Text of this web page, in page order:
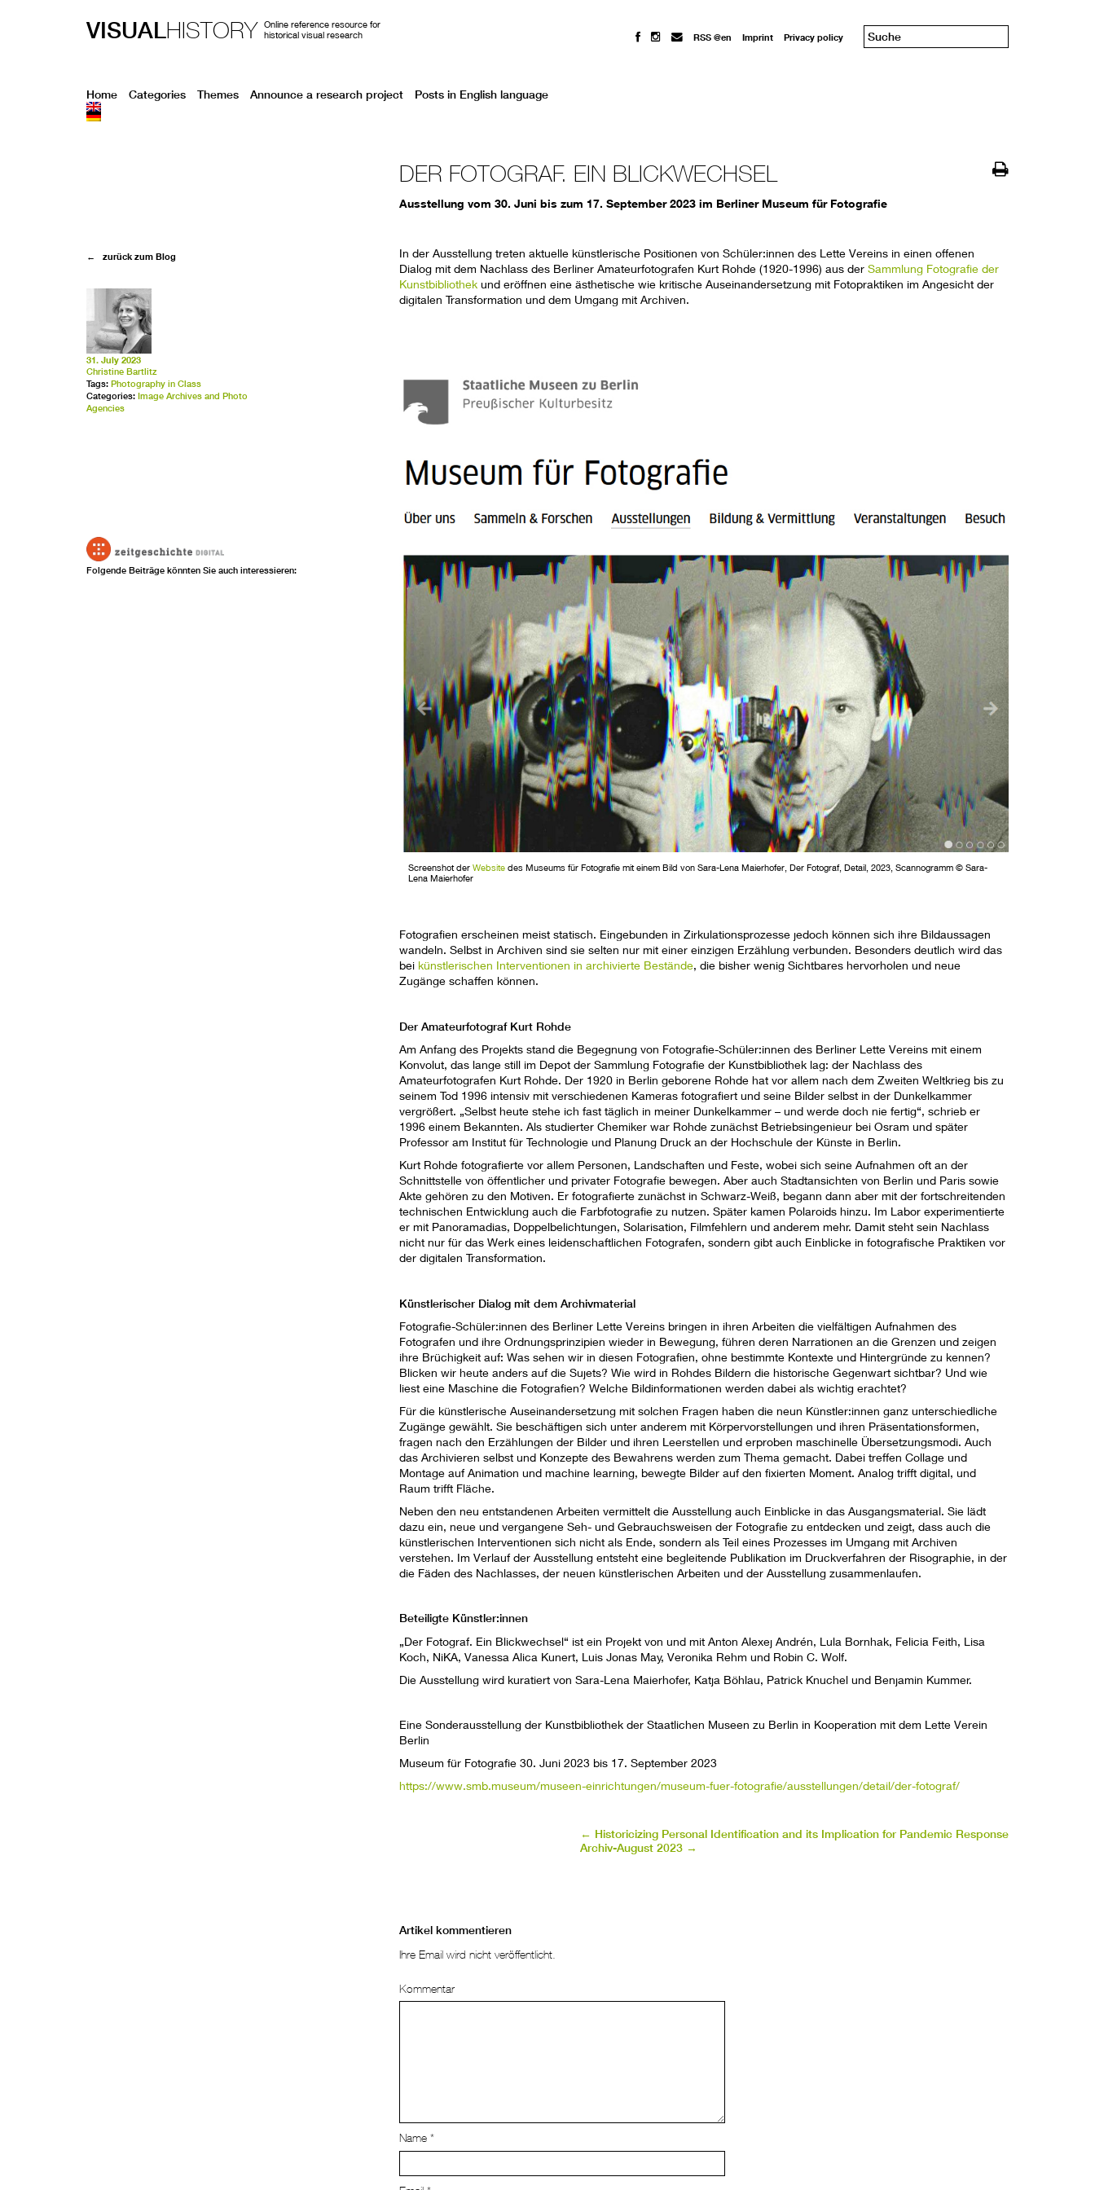
VISUALHISTORY
Online reference resource for
historical visual research
RSS @en Imprint Privacy policy
Home Categories Themes Announce a research project Posts in English language
DER FOTOGRAF. EIN BLICKWECHSEL
Ausstellung vom 30. Juni bis zum 17. September 2023 im Berliner Museum für Fotografie
In der Ausstellung treten aktuelle künstlerische Positionen von Schüler:innen des Lette Vereins in einen offenen
Dialog mit dem Nachlass des Berliner Amateurfotografen Kurt Rohde (1920-1996) aus derSammlung Fotografie der
Kunstbibliothek und eröffnen eine ästhetische wie kritische Auseinandersetzung mit Fotopraktiken im Angesicht der
digitalen Transformation und dem Umgang mit Archiven.
Screenshot der Websitedes Museums für Fotografie mit einem Bild von Sara-Lena Maierhofer, Der Fotograf, Detail, 2023, Scannogramm © Sara-
Lena Maierhofer
Fotografien erscheinen meist statisch. Eingebunden in Zirkulationsprozesse jedoch können sich ihre Bildaussagen
wandeln. Selbst in Archiven sind sie selten nur mit einer einzigen Erzählung verbunden. Besonders deutlich wird das
bei künstlerischen Interventionen in archivierte Bestände, die bisher wenig Sichtbares hervorholen und neue
Zugänge schaffen können.
Der Amateurfotograf Kurt Rohde
Am Anfang des Projekts stand die Begegnung von Fotografie-Schüler:innen des Berliner Lette Vereins mit einem
Konvolut, das lange still im Depot der Sammlung Fotografie der Kunstbibliothek lag: der Nachlass des
Amateurfotografen Kurt Rohde. Der 1920 in Berlin geborene Rohde hat vor allem nach dem Zweiten Weltkrieg bis zu
seinem Tod 1996 intensiv mit verschiedenen Kameras fotografiert und seine Bilder selbst in der Dunkelkammer
vergrößert. „Selbst heute stehe ich fast täglich in meiner Dunkelkammer – und werde doch nie fertig“, schrieb er
1996 einem Bekannten. Als studierter Chemiker war Rohde zunächst Betriebsingenieur bei Osram und später
Professor am Institut für Technologie und Planung Druck an der Hochschule der Künste in Berlin.
Kurt Rohde fotografierte vor allem Personen, Landschaften und Feste, wobei sich seine Aufnahmen oft an der
Schnittstelle von öffentlicher und privater Fotografie bewegen. Aber auch Stadtansichten von Berlin und Paris sowie
Akte gehören zu den Motiven. Er fotografierte zunächst in Schwarz-Weiß, begann dann aber mit der fortschreitenden
technischen Entwicklung auch die Farbfotografie zu nutzen. Später kamen Polaroids hinzu. Im Labor experimentierte
er mit Panoramadias, Doppelbelichtungen, Solarisation, Filmfehlern und anderem mehr. Damit steht sein Nachlass
nicht nur für das Werk eines leidenschaftlichen Fotografen, sondern gibt auch Einblicke in fotografische Praktiken vor
der digitalen Transformation.
Künstlerischer Dialog mit dem Archivmaterial
Fotografie-Schüler:innen des Berliner Lette Vereins bringen in ihren Arbeiten die vielfältigen Aufnahmen des
Fotografen und ihre Ordnungsprinzipien wieder in Bewegung, führen deren Narrationen an die Grenzen und zeigen
ihre Brüchigkeit auf: Was sehen wir in diesen Fotografien, ohne bestimmte Kontexte und Hintergründe zu kennen?
Blicken wir heute anders auf die Sujets? Wie wird in Rohdes Bildern die historische Gegenwart sichtbar? Und wie
liest eine Maschine die Fotografien? Welche Bildinformationen werden dabei als wichtig erachtet?
Für die künstlerische Auseinandersetzung mit solchen Fragen haben die neun Künstler:innen ganz unterschiedliche
Zugänge gewählt. Sie beschäftigen sich unter anderem mit Körpervorstellungen und ihren Präsentationsformen,
fragen nach den Erzählungen der Bilder und ihren Leerstellen und erproben maschinelle Übersetzungsmodi. Auch
das Archivieren selbst und Konzepte des Bewahrens werden zum Thema gemacht. Dabei treffen Collage und
Montage auf Animation und machine learning, bewegte Bilder auf den fixierten Moment. Analog trifft digital, und
Raum trifft Fläche.
Neben den neu entstandenen Arbeiten vermittelt die Ausstellung auch Einblicke in das Ausgangsmaterial. Sie lädt
dazu ein, neue und vergangene Seh- und Gebrauchsweisen der Fotografie zu entdecken und zeigt, dass auch die
künstlerischen Interventionen sich nicht als Ende, sondern als Teil eines Prozesses im Umgang mit Archiven
verstehen. Im Verlauf der Ausstellung entsteht eine begleitende Publikation im Druckverfahren der Risographie, in der
die Fäden des Nachlasses, der neuen künstlerischen Arbeiten und der Ausstellung zusammenlaufen.
Beteiligte Künstler:innen
„Der Fotograf. Ein Blickwechsel“ ist ein Projekt von und mit Anton Alexej Andrén, Lula Bornhak, Felicia Feith, Lisa
Koch, NiKA, Vanessa Alica Kunert, Luis Jonas May, Veronika Rehm und Robin C. Wolf.
Die Ausstellung wird kuratiert von Sara-Lena Maierhofer, Katja Böhlau, Patrick Knuchel und Benjamin Kummer.
Eine Sonderausstellung der Kunstbibliothek der Staatlichen Museen zu Berlin in Kooperation mit dem Lette Verein
Berlin
Museum für Fotografie 30. Juni 2023 bis 17. September 2023
https://www.smb.museum/museen-einrichtungen/museum-fuer-fotografie/ausstellungen/detail/der-fotograf/
← zurück zum Blog
31. July 2023
Christine Bartlitz
Tags: Photography in Class
Categories: Image Archives and Photo
Agencies
Folgende Beiträge könnten Sie auch interessieren:
← Historicizing Personal Identification and its Implication for Pandemic Response
Archiv-August 2023 →
Artikel kommentieren
Ihre Email wird nicht veröffentlicht.
Kommentar
Name*